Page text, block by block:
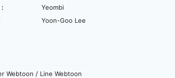
Yeombi
Yoon-Goo Lee
Webtoon / Line Webtoon